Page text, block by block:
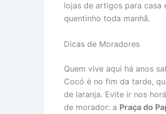
lojas de artigos para casa
quentinho toda manhã.
Dicas de Moradores
Quem vive aqui há anos
Cocó é no fim da tarde,
de laranja. Evite ir nos
de morador: a Praça do